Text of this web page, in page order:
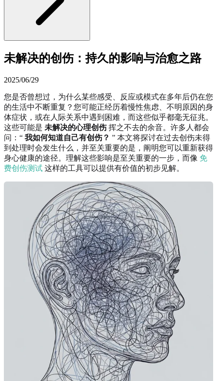
未解决的创伤：持久的影响与治愈之路
2025/06/29
您是否曾想过，为什么某些感受、反应或模式在多年后仍在您
的生活中不断重复？您可能正经历着慢性焦虑、不明原因的身
体症状，或在人际关系中遇到困难，而这些似乎都毫无征兆。
这些可能是 未解决的心理创伤挥之不去的余音。许多人都会
问：“ 我如何知道自己有创伤？ ” 本文将探讨在过去创伤未得
到处理时会发生什么，并至关重要的是，阐明您可以重新获得
身心健康的途径。理解这些影响是至关重要的一步，而像 免
费创伤测试 这样的工具可以提供有价值的初步见解。